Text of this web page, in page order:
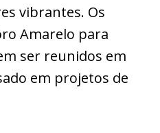
vibrantes. Os
Amarelo para
ser reunidos em
em projetos de